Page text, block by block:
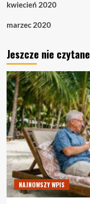
kwiecień 2020
marzec 2020
Jeszcze nie czytane
NAJNOWSZY WPIS